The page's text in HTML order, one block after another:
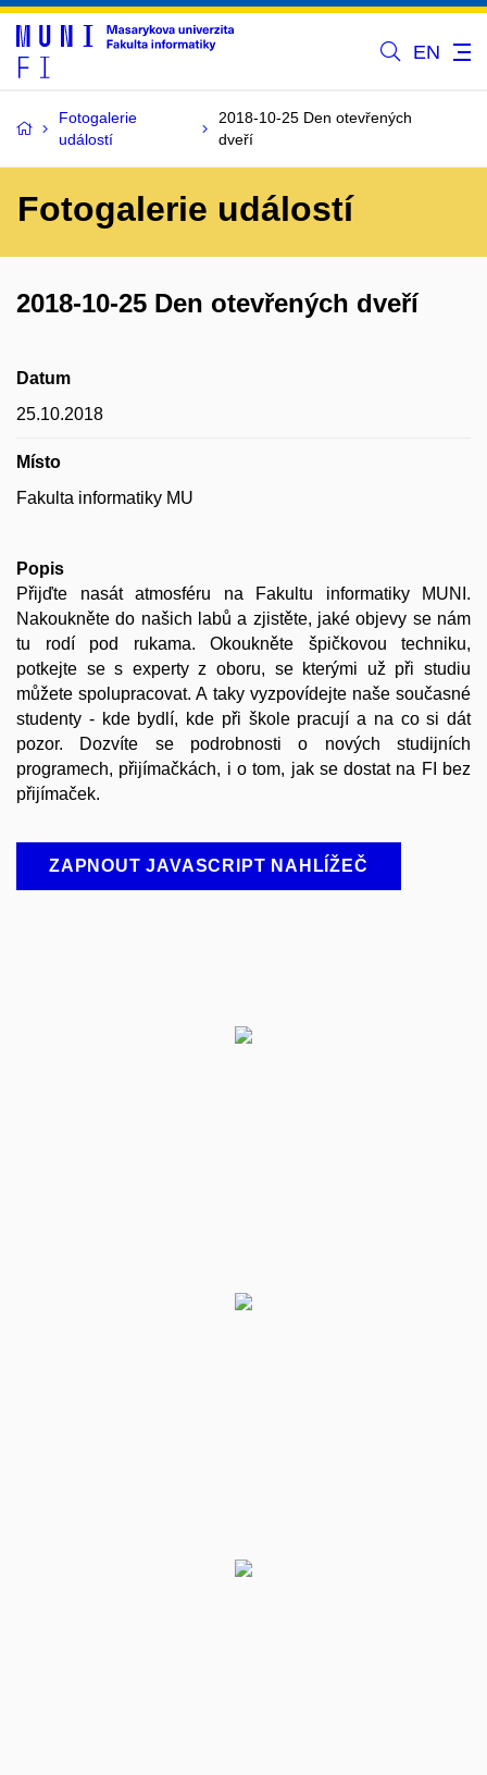
EN
Fotogalerie
událostí
2018-10-25 Den otevřených
dveří
Fotogalerie událostí
2018-10-25 Den otevřených dveří
Datum
25.10.2018
Místo
Fakulta informatiky MU
Popis
Přijďte nasát atmosféru na Fakultu informatiky MUNI.
Nakoukněte do našich labů a zjistěte, jaké objevy se nám
tu rodí pod rukama. Okoukněte špičkovou techniku,
potkejte se s experty z oboru, se kterými už při studiu
můžete spolupracovat. A taky vyzpovídejte naše současné
studenty - kde bydlí, kde při škole pracují a na co si dát
pozor. Dozvíte se podrobnosti o nových studijních
programech, přijímačkách, i o tom, jak se dostat na FI bez
přijímaček.
ZAPNOUT JAVASCRIPT NAHLÍŽEČ